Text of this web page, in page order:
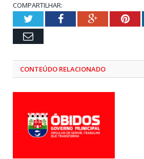
COMPARTILHAR:
TwitterFacebookGoogle+
Email
CONTEÚDO RELACIONADO